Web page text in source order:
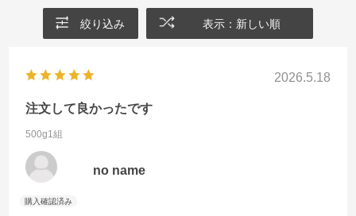
絞り込み 表示：新しい順
2026.5.18
注文して良かったです
500g1組
no name